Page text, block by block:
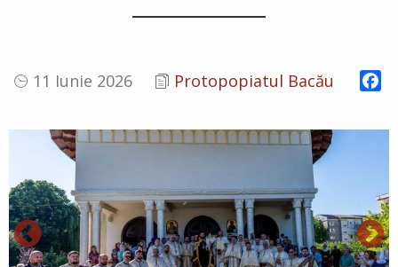
11 Iunie 2026 Protopopiatul Bacău